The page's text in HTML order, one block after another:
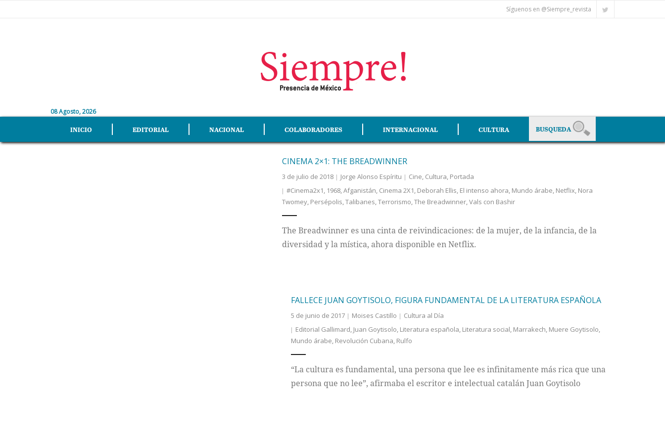
Síguenos en @Siempre_revista
08 Agosto, 2026
INICIO EDITORIAL NACIONAL COLABORADORES INTERNACIONAL CULTURA
CINEMA 2×1: THE BREADWINNER
3 de julio de 2018 Jorge Alonso Espíritu Cine, Cultura, Portada
#Cinema2x1, 1968,Afganistán, Cinema 2X1, Deborah Ellis, El intenso ahora, Mundo árabe, Netflix, Nora
Twomey, Persépolis,Talibanes,Terrorismo,The Breadwinner,Vals con Bashir
The Breadwinner es una cinta de reivindicaciones: de la mujer, de la infancia, de la
diversidad y la mística, ahora disponible en Netflix.
FALLECE JUAN GOYTISOLO, FIGURA FUNDAMENTAL DE LA LITERATURA ESPAÑOLA
5 de junio de 2017 Moises Castillo
Cultura al Día
Editorial Gallimard, Juan Goytisolo, Literatura española, Literatura social, Marrakech, Muere Goytisolo,
Mundo árabe, Revolución Cubana, Rulfo
“La cultura es fundamental, una persona que lee es infinitamente más rica que una
persona que no lee”, afirmaba el escritor e intelectual catalán Juan Goytisolo